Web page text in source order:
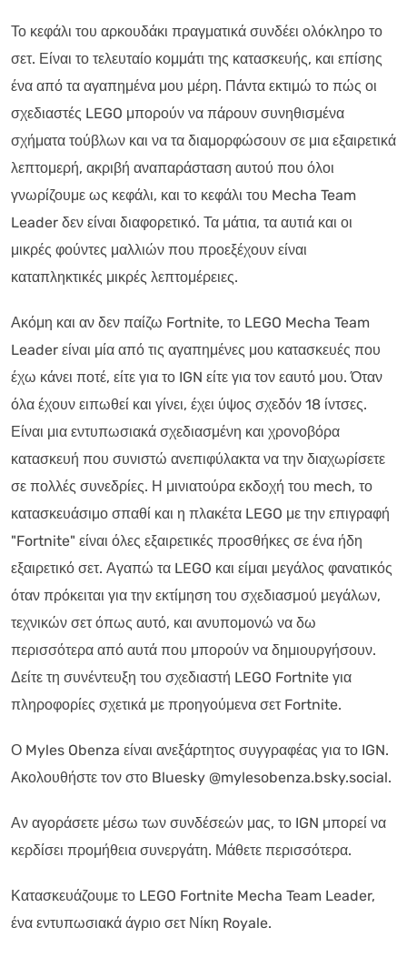
Το κεφάλι του αρκουδάκι πραγματικά συνδέει ολόκληρο το
σετ. Είναι το τελευταίο κομμάτι της κατασκευής, και επίσης
ένα από τα αγαπημένα μου μέρη. Πάντα εκτιμώ το πώς οι
σχεδιαστές LEGO μπορούν να πάρουν συνηθισμένα
σχήματα τούβλων και να τα διαμορφώσουν σε μια εξαιρετικά
λεπτομερή, ακριβή αναπαράσταση αυτού που όλοι
γνωρίζουμε ως κεφάλι, και το κεφάλι του Mecha Team
Leader δεν είναι διαφορετικό. Τα μάτια, τα αυτιά και οι
μικρές φούντες μαλλιών που προεξέχουν είναι
καταπληκτικές μικρές λεπτομέρειες.
Ακόμη και αν δεν παίζω Fortnite, το LEGO Mecha Team
Leader είναι μία από τις αγαπημένες μου κατασκευές που
έχω κάνει ποτέ, είτε για το IGN είτε για τον εαυτό μου. Όταν
όλα έχουν ειπωθεί και γίνει, έχει ύψος σχεδόν 18 ίντσες.
Είναι μια εντυπωσιακά σχεδιασμένη και χρονοβόρα
κατασκευή που συνιστώ ανεπιφύλακτα να την διαχωρίσετε
σε πολλές συνεδρίες. Η μινιατούρα εκδοχή του mech, το
κατασκευάσιμο σπαθί και η πλακέτα LEGO με την επιγραφή
"Fortnite" είναι όλες εξαιρετικές προσθήκες σε ένα ήδη
εξαιρετικό σετ. Αγαπώ τα LEGO και είμαι μεγάλος φανατικός
όταν πρόκειται για την εκτίμηση του σχεδιασμού μεγάλων,
τεχνικών σετ όπως αυτό, και ανυπομονώ να δω
περισσότερα από αυτά που μπορούν να δημιουργήσουν.
Δείτε τη συνέντευξη του σχεδιαστή LEGO Fortnite για
πληροφορίες σχετικά με προηγούμενα σετ Fortnite.
Ο Myles Obenza είναι ανεξάρτητος συγγραφέας για το IGN.
Ακολουθήστε τον στο Bluesky @mylesobenza.bsky.social.
Αν αγοράσετε μέσω των συνδέσεών μας, το IGN μπορεί να
κερδίσει προμήθεια συνεργάτη. Μάθετε περισσότερα.
Κατασκευάζουμε το LEGO Fortnite Mecha Team Leader,
ένα εντυπωσιακά άγριο σετ Νίκη Royale.